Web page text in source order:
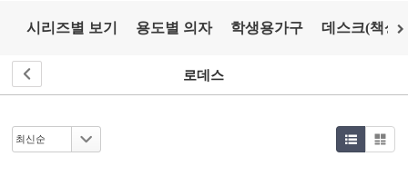
시리즈별 보기 용도별 의자 학생용가구 데스크(책상)
로데스